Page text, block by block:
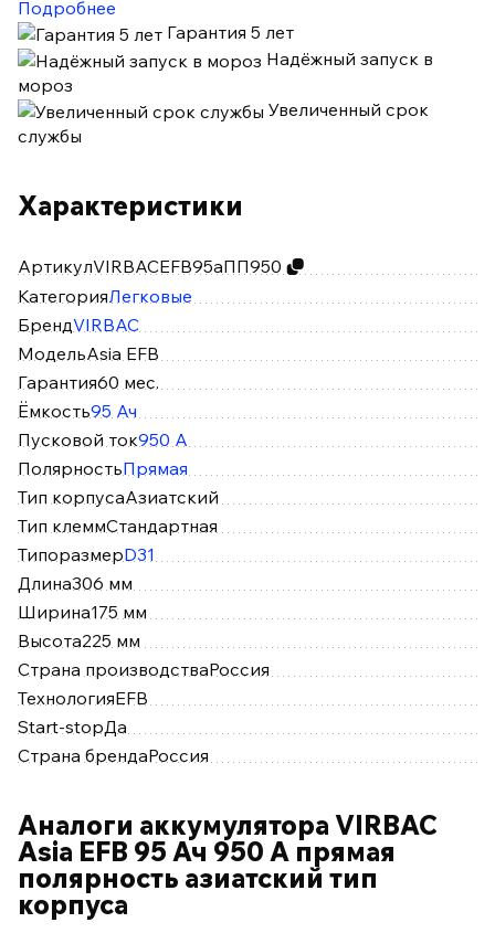
Подробнее
Гарантия 5 лет
Надёжный запуск в
мороз
Увеличенный срок
службы
Характеристики
АртикулVIRBACEFB95аПП950
КатегорияЛегковые
БрендVIRBAC
МодельAsia EFB
Гарантия60 мес.
Ёмкость95 Ач
Пусковой ток950 А
ПолярностьПрямая
Тип корпусаАзиатский
Тип клеммСтандартная
ТипоразмерD31
Длина306 мм
Ширина175 мм
Высота225 мм
Страна производстваРоссия
ТехнологияEFB
Start-stopДа
Страна брендаРоссия
Аналоги аккумулятора VIRBAC
Asia EFB 95 Ач 950 А прямая
полярность азиатский тип
корпуса